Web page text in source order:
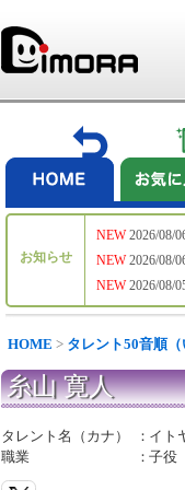
お知らせ
NEW
NEW
NEW
2026/08/
2026/08/
2026/08/
HOME > タレント50音順（
糸山 寛人
タレント名（カナ） ： イト
職業
：子役